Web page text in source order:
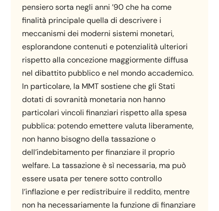
pensiero sorta negli anni ’90 che ha come
finalità principale quella di descrivere i
meccanismi dei moderni sistemi monetari,
esplorandone contenuti e potenzialità ulteriori
rispetto alla concezione maggiormente diffusa
nel dibattito pubblico e nel mondo accademico.
In particolare, la MMT sostiene che gli Stati
dotati di sovranità monetaria non hanno
particolari vincoli finanziari rispetto alla spesa
pubblica: potendo emettere valuta liberamente,
non hanno bisogno della tassazione o
dell’indebitamento per finanziare il proprio
welfare. La tassazione è sì necessaria, ma può
essere usata per tenere sotto controllo
l’inflazione e per redistribuire il reddito, mentre
non ha necessariamente la funzione di finanziare